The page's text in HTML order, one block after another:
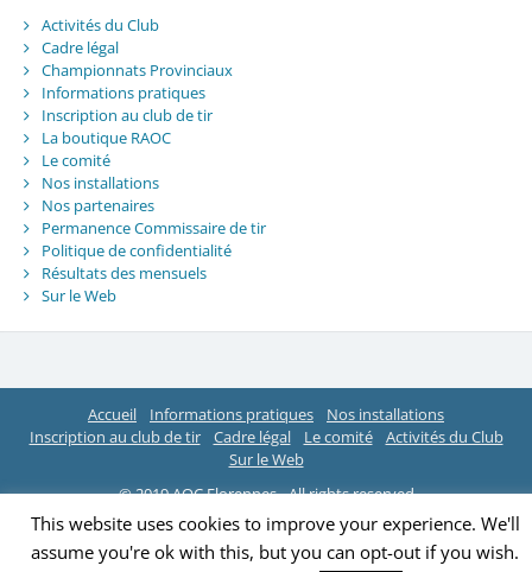
Activités du Club
Cadre légal
Championnats Provinciaux
Informations pratiques
Inscription au club de tir
La boutique RAOC
Le comité
Nos installations
Nos partenaires
Permanence Commissaire de tir
Politique de confidentialité
Résultats des mensuels
Sur le Web
Accueil Informations pratiques
Nos installations
Inscription au club de tir
Cadre légal Le comité
Activités du Club
Sur le Web
© 2019 AOC Florennes - All rights reserved
This website uses cookies to improve your experience. We'll
assume you're ok with this, but you can opt-out if you wish.